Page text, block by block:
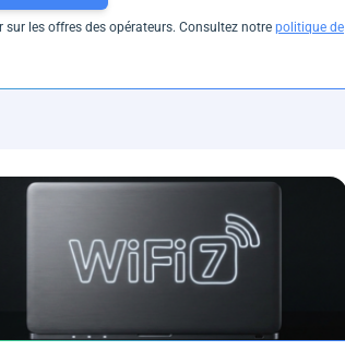
les offres des opérateurs. Consultez notre politique de